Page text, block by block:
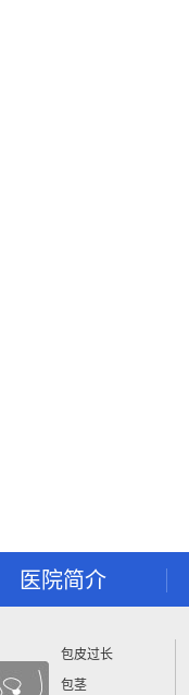
医院简介
包皮过长
包茎